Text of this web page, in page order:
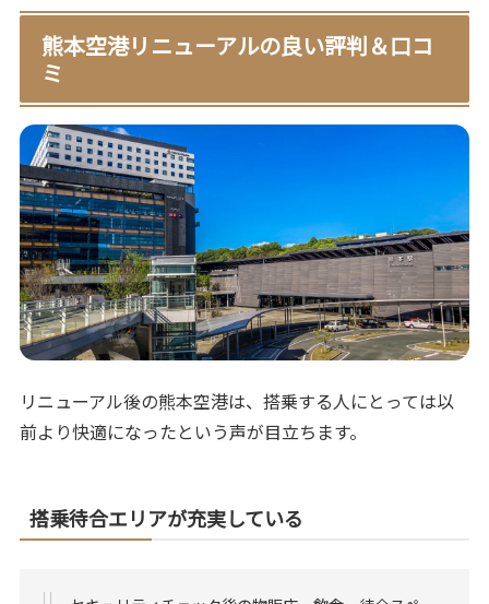
熊本空港リニューアルの良い評判＆口コ
ミ
リニューアル後の熊本空港は、搭乗する人にとっては以
前より快適になったという声が目立ちます。
搭乗待合エリアが充実している